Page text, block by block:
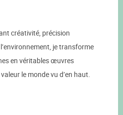
créativité, précision
je transforme
en véritables œuvres
le monde vu d’en haut.